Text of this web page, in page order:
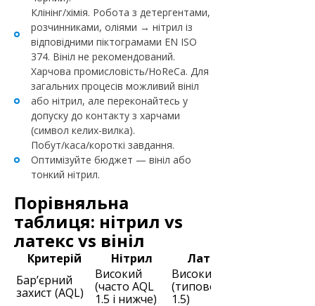
Клінінг/хімія. Робота з детергентами,
розчинниками, оліями → нітрил із
відповідними піктограмами EN ISO
374. Вініл не рекомендований.
Харчова промисловість/HoReCa. Для
загальних процесів можливий вініл
або нітрил, але переконайтесь у
допуску до контакту з харчами
(символ келих-вилка).
Побут/каса/короткі завдання.
Оптимізуйте бюджет — вініл або
тонкий нітрил.
Порівняльна
таблиця: нітрил vs
латекс vs вініл
Критерій Нітрил Латекс
Бар’єрний
захист (AQL)
Високий
(часто AQL
1.5 і нижче)
Високий
(типово AQL
1.5)